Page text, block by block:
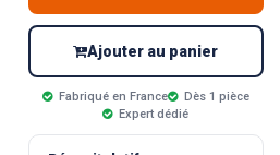
Ajouter au panier
Fabriqué en France
Dès 1 pièce
Expert dédié